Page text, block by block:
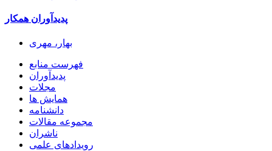
پدیدآوران همکار
بهار، مهری
فهرست منابع
پدیدآوران
مجلات
همایش ها
دانشنامه
مجموعه مقالات
ناشران
رویدادهای علمی